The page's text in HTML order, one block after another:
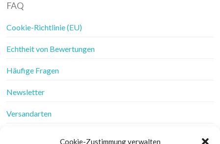
Cookie-Zustimmung verwalten
FAQ
Cookie-Richtlinie (EU)
Echtheit von Bewertungen
Häufige Fragen
Newsletter
Versandarten